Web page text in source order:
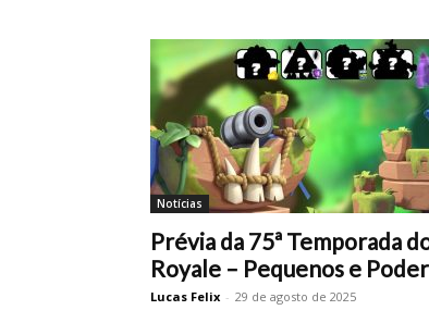
Notícias
Prévia da 75ª Temporada
Royale – Pequenos e
Lucas Felix - 29 de agosto de 2025